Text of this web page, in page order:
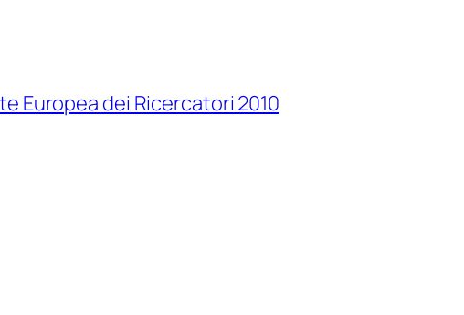
Europea dei Ricercatori 2010